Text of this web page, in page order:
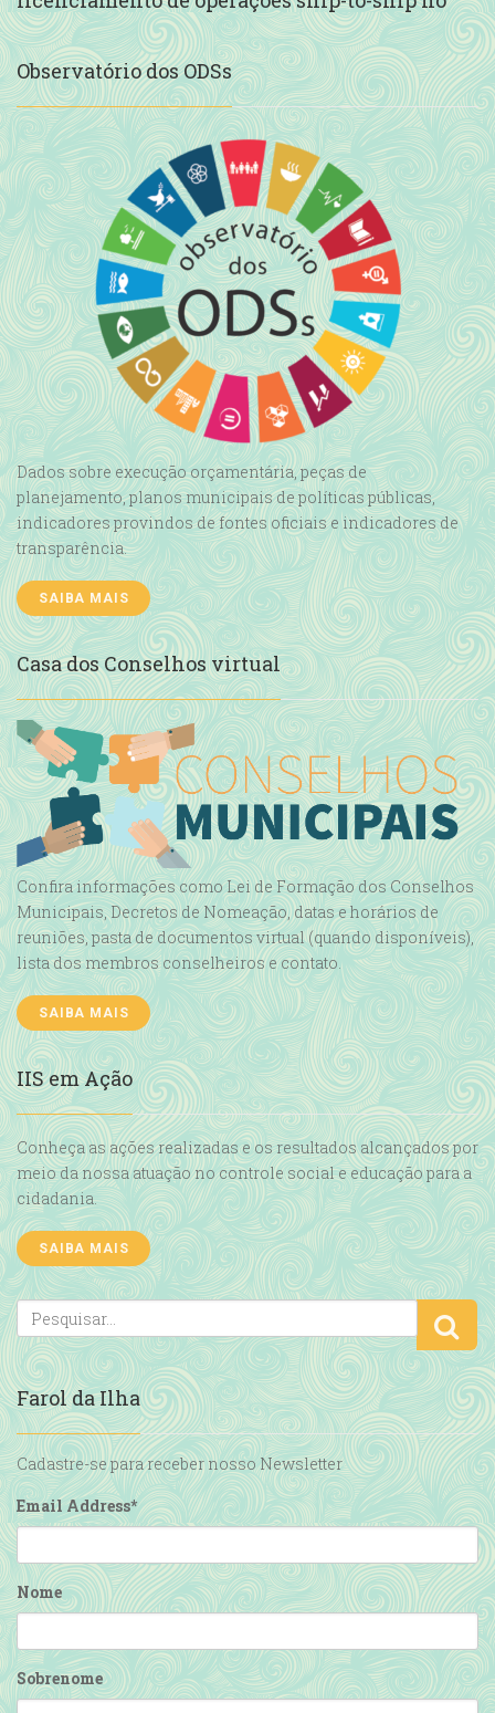
Litoral Norte
26 DE JUNHO DE 2026
O Instituto Ilhabela Sustentável (IIS) encaminhou ao
Ministério Público Federal (MPF) um documento que
contesta o licenciamento ambiental das operações ship-to-
ship (STS) no Litoral Norte de São Paulo, previstas para
ocorrer nas proximidades das ilhas de Búzios e Vitória,
áreas inseridas no entorno do Parque Estadual de Ilhabela.
No documento,
CONTINUE READING
Instituto Ilhabela Sustentável participa do
encontro “Sou Mata”
26 DE JUNHO DE 2026
O Instituto Ilhabela Sustentável (IIS) participou do encontro
“Sou Mata”, evento voltado à sustentabilidade e à cultura
caiçara, realizado em Ilhabela no dia 26 de maio. A iniciativa
reuniu moradores, ativistas e representantes do Parque
Estadual de Ilhabela com o objetivo de promover o diálogo
entre gerações e discutir a
CONTINUE READING
Observatório dos ODSs
Dados sobre execução orçamentária, peças de
planejamento, planos municipais de políticas públicas,
indicadores provindos de fontes oficiais e indicadores de
transparência.
SAIBA MAIS
Casa dos Conselhos virtual
Confira informações como Lei de Formação dos Conselhos
Municipais, Decretos de Nomeação, datas e horários de
reuniões, pasta de documentos virtual (quando disponíveis),
lista dos membros conselheiros e contato.
SAIBA MAIS
IIS em Ação
Conheça as ações realizadas e os resultados alcançados por
meio da nossa atuação no controle social e educação para a
cidadania.
SAIBA MAIS
Farol da Ilha
Cadastre-se para receber nosso Newsletter
Email Address*
Nome
Sobrenome